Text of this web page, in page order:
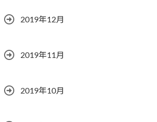
2019年12月
2019年11月
2019年10月